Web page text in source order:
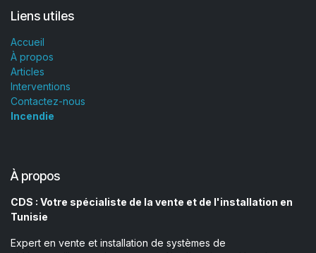
Liens utiles
Accueil
À propos
Articles
Interventions
Contactez-nous
Incendie
À propos
CDS : Votre spécialiste de la vente et de l'installation en
Tunisie
Expert en vente et installation de systèmes de